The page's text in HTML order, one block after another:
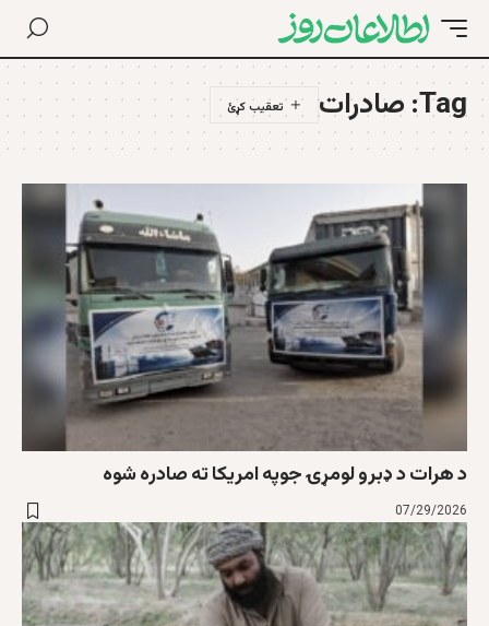
Tag: صادرات
د هرات د ډبرو لومړۍ جوپه امریکا ته صادره شوه
07/29/2026